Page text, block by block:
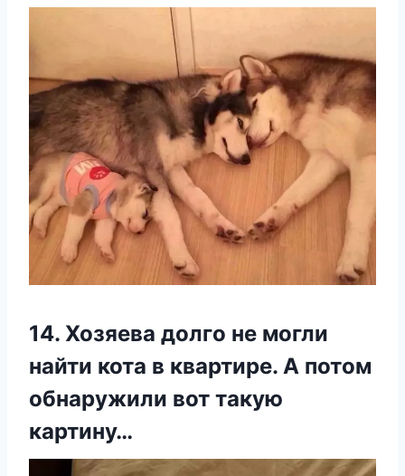
14. Хозяева долго не могли
найти кота в квартире. А потом
обнаружили вот такую
картину…